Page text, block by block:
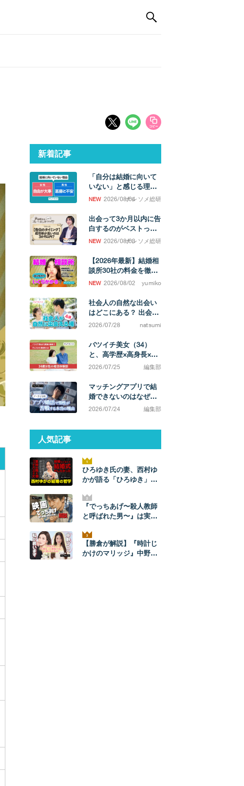
新着記事
「自分は結婚に向いて
いない」と感じる理
由。「誰かと過ごした
差
2026/08/04ナレソメ総研
出会って3か月以内に告
白するのがベストって
ホント！？
2026/08/03ナレソメ総研
【2026年最新】結婚相
談所30社の料金を徹底
比較！ 成婚するまでの
2026/08/02 yumiko
社会人の自然な出会い
はどこにある？ 出会い
の場と、結婚を考えた
2026/07/28 natsumi
バツイチ美女（34）
と、高学歴×高身長×イ
ケメン（38）カップ
んなに違うのか」と実
感する不満0の結婚生活
2026/07/25 編集部
マッチングアプリで結
婚できないのはなぜ？
原因は「努力不足」で
2026/07/24 編集部
人気記事
ひろゆき氏の妻、西村ゆ
かが語る「ひろゆき」と
まで。ひろゆきからは
「毎朝メッセージが来
た」。【結婚の哲学】
『でっちあげ〜殺人教師
と呼ばれた男〜』は実
タ事件の全貌とあらすじ
【勝倉が解説】『時計じ
かけのマリッジ』中野あ